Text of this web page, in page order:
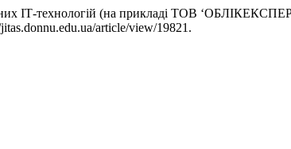
ІТ-технологій (на прикладі ТОВ
article/view/19821.